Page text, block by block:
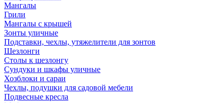
Мангалы
Грили
Мангалы с крышей
Зонты уличные
Подставки, чехлы, утяжелители для зонтов
Шезлонги
Столы к шезлонгу
Сундуки и шкафы уличные
Хозблоки и сараи
Чехлы, подушки для садовой мебели
Подвесные кресла